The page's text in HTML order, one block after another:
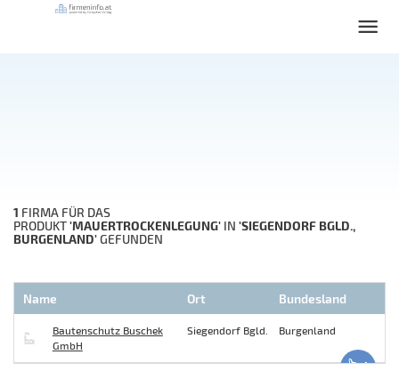
1 FIRMA FÜR DAS
PRODUKT'MAUERTROCKENLEGUNG' IN 'SIEGENDORF BGLD.,
BURGENLAND'GEFUNDEN
Name Ort Bundesland
Bautenschutz Buschek
GmbH
Siegendorf Bgld. Burgenland